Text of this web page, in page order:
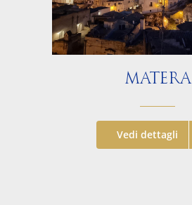
MATERA
Vedi dettagli